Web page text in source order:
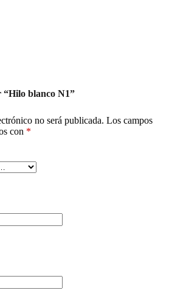
“Hilo blanco N1”
no será publicada. Los campos
con *